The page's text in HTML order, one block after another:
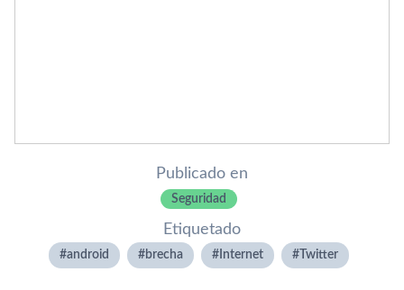
Publicado en
Seguridad
Etiquetado
android brecha Internet Twitter